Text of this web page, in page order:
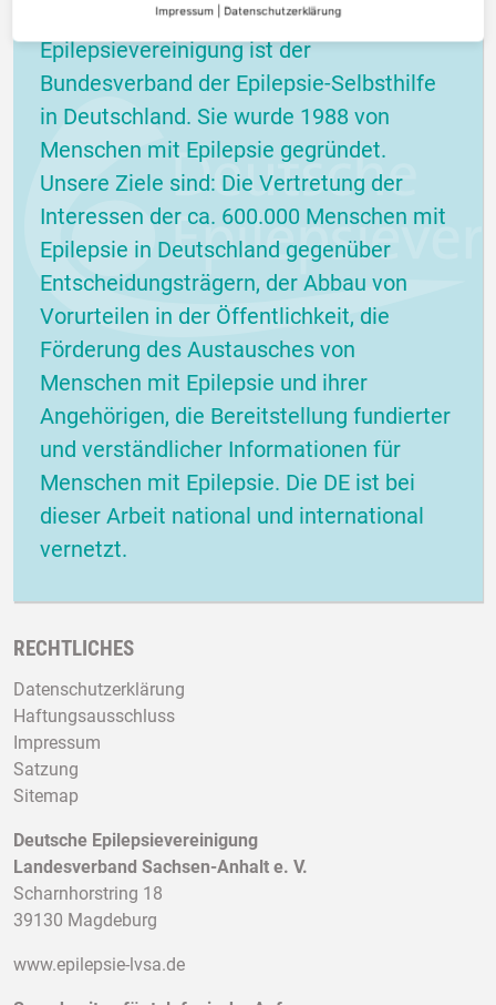
Epilepsievereinigung (DE). Die Deutsche
Epilepsievereinigung ist der
Bundesverband der Epilepsie-Selbsthilfe
in Deutschland. Sie wurde 1988 von
Menschen mit Epilepsie gegründet.
Unsere Ziele sind: Die Vertretung der
Interessen der ca. 600.000 Menschen mit
Epilepsie in Deutschland gegenüber
Entscheidungsträgern, der Abbau von
Vorurteilen in der Öffentlichkeit, die
Förderung des Austausches von
Menschen mit Epilepsie und ihrer
Angehörigen, die Bereitstellung fundierter
und verständlicher Informationen für
Menschen mit Epilepsie. Die DE ist bei
dieser Arbeit national und international
vernetzt.
RECHTLICHES
Datenschutzerklärung
Haftungsausschluss
Impressum
Satzung
Sitemap
Deutsche Epilepsievereinigung
Landesverband Sachsen-Anhalt e. V.
Scharnhorstring 18
39130 Magdeburg
www.epilepsie-lvsa.de
Impressum Datenschutzerklärung